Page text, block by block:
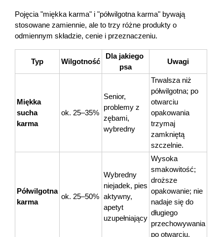
Pojęcia "miękka karma" i "półwilgotna karma" bywają
stosowane zamiennie, ale to trzy różne produkty o
odmiennym składzie, cenie i przeznaczeniu.
Typ Wilgotność
Dla jakiego
psa
Uwagi
Miękka
sucha
karma
ok. 25–35%
Senior,
problemy z
zębami,
wybredny
Trwalsza niż
półwilgotna; po
otwarciu
opakowania
trzymaj
zamkniętą
szczelnie.
Półwilgotna
karma
ok. 25–50%
Wybredny
niejadek, pies
aktywny,
apetyt
uzupełniający
Wysoka
smakowitość;
droższe
opakowanie; nie
nadaje się do
długiego
przechowywania
po otwarciu.